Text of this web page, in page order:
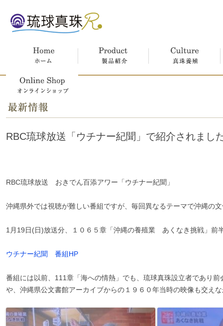
ホーム 製品紹介 真珠養殖
オンラインショップ
RBC琉球放送「ウチナー紀聞」で紹介されまし
RBC琉球放送 おきでん百添アワー「ウチナー紀聞」
沖縄県外では視聴が難しい番組ですが、毎回異なるテーマで沖縄の
1月19日(日)放送分、１０６５章「沖縄の養殖業 あくなき挑戦」前
ウチナー紀聞 番組HP
番組には以前、111章「海への情熱」でも、琉球真珠設立者であり
や、沖縄県公文書館アーカイブからの１９６０年当時の映像も交え